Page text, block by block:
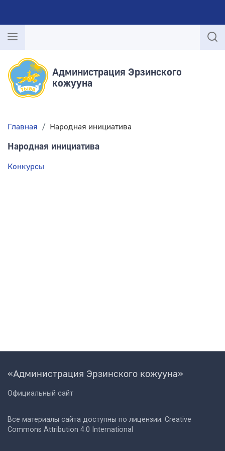
Администрация Эрзинского
кожууна
Главная Народная инициатива
Народная инициатива
Конкурсы
«Администрация Эрзинского кожууна»
Официальный сайт
Все материалы сайта доступны по лицензии: Creative
Commons Attribution 4.0 International